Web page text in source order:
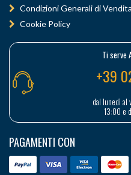
Condizioni Generali di Vendita
Cookie Policy
Ti serve
+39
dal lunedì
13:00 e
PAGAMENTI CON